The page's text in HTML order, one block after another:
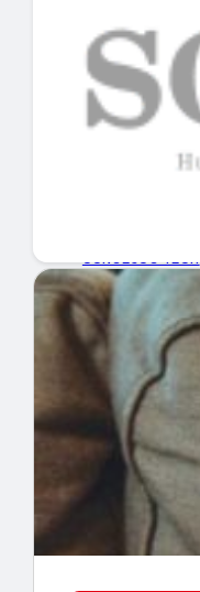
INICIO
EMPRESAS
GUÍA DE COMPRA
MERCADOS Y
HEMEROTECA